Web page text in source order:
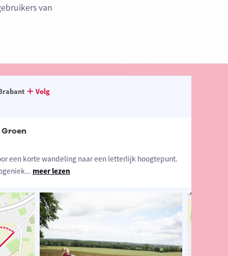
van
Volg
een korte wandeling naar een letterlijk hoogtepunt.
... meer lezen